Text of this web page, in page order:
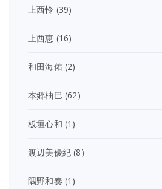
上西怜 (39)
上西恵 (16)
和田海佑(2)
本郷柚巴 (62)
板垣心和 (1)
渡辺美優紀 (8)
隅野和奏 (1)